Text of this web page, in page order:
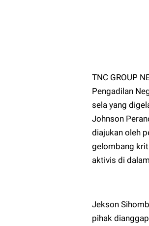
TNC GROUP
Pengadilan
sela yang
Johnson
diajukan oleh
gelombang
aktivis di
Jekson
pihak